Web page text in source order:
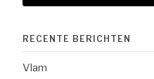
RECENTE BERICHTEN
Vlam